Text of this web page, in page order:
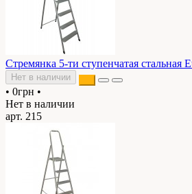
Стремянка 5-ти ступенчатая стальная
Нет в наличии
• 0грн •
Нет в наличии
арт. 215